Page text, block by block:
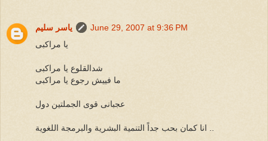
ياسر سليم
June 29, 2007 at 9:36 PM
يا مراكبى
شدالقلوع يا مراكبى
ما فييش رجوع يا مراكبى
عجبانى قوى الجملتين دول